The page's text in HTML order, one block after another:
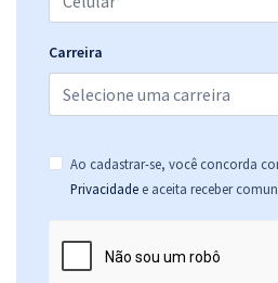
Carreira
Ao cadastrar-se, você concorda
Privacidade e aceita receber